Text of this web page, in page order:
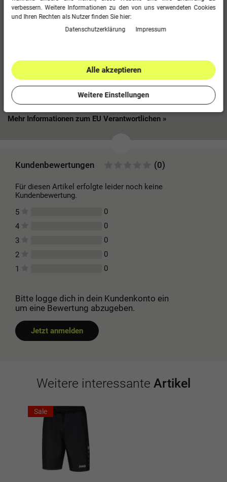
Reißverschlusstaschen Ohne Innenslip Seitenlänge: 50 cm (Gr. M)
Material: 100% Polyester
Mehr Informationen zum EU Verantwortlichen »
Kundenbewertungen (0)
Für diesen Artikel erfolgte leider noch keine
Kundenbewertung.
5
0
4
0
3
0
2
0
1
0
Bitte logge dich in dein Kundenkonto ein
um eine Bewertung abzugeben.
Jetzt anmelden
Weitere interessante Artikel
Sale
verbessern. Weitere Informationen zu den von uns verwendeten Cookies
und Ihren Rechten als Nutzer finden Sie hier:
Daten­schutz­erklärung
Impressum
Alle akzeptieren
Weitere Einstellungen